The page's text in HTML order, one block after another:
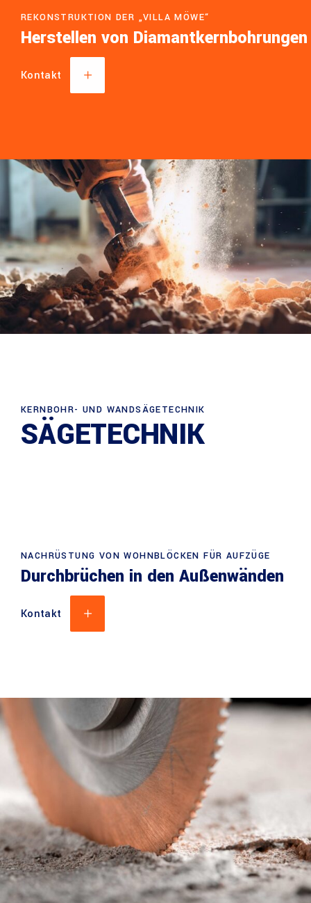
REKONSTRUKTION DER „VILLA MÖWE“
Herstellen von Diamantkernbohrungen
Kontakt
KERNBOHR- UND WANDSÄGETECHNIK
SÄGETECHNIK
NACHRÜSTUNG VON WOHNBLÖCKEN FÜR AUFZÜGE
Durchbrüchen in den Außenwänden
Kontakt